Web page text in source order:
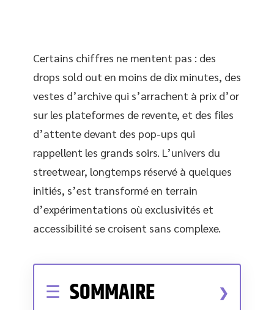
Certains chiffres ne mentent pas : des
drops sold out en moins de dix minutes, des
vestes d’archive qui s’arrachent à prix d’or
sur les plateformes de revente, et des files
d’attente devant des pop-ups qui
rappellent les grands soirs. L’univers du
streetwear, longtemps réservé à quelques
initiés, s’est transformé en terrain
d’expérimentations où exclusivités et
accessibilité se croisent sans complexe.
SOMMAIRE